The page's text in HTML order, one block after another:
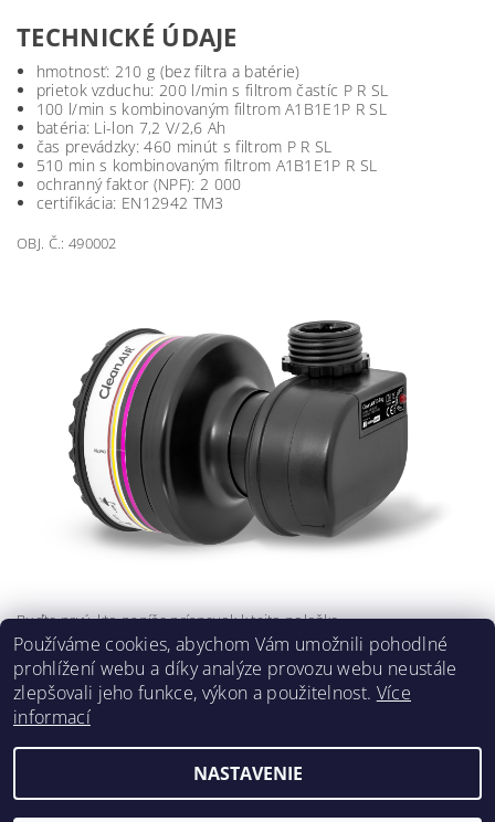
TECHNICKÉ ÚDAJE
hmotnosť: 210 g (bez filtra a batérie)
prietok vzduchu: 200 l/min s filtrom častíc P R SL
100 l/min s kombinovaným filtrom A1B1E1P R SL
batéria: Li-lon 7,2 V/2,6 Ah
čas prevádzky: 460 minút s filtrom P R SL
510 min s kombinovaným filtrom A1B1E1P R SL
ochranný faktor (NPF): 2 000
certifikácia: EN12942 TM3
OBJ. Č.: 490002
Buďte prvý, kto napíše príspevok k tejto položke.
Pridať komentár
2026 ©Klimafil, všetky práva vyhradené
Používáme cookies, abychom Vám umožnili pohodlné
prohlížení webu a díky analýze provozu webu neustále
zlepšovali jeho funkce, výkon a použitelnost. Více
informací
NASTAVENIE